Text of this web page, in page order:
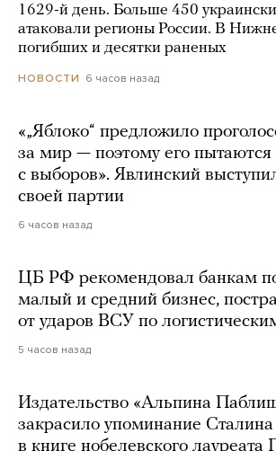
1629-й день. Больше 450
атаковали регионы России. В
погибших и десятки раненых
НОВОСТИ 6 часов назад
«„Яблоко“ предложило
за мир — поэтому его пытаются
с выборов». Явлинский
своей партии
6 часов назад
ЦБ РФ рекомендовал банкам
малый и средний бизнес,
от ударов ВСУ по
5 часов назад
Издательство «Альпина
закрасило упоминание Сталина
в книге нобелевского лауреата